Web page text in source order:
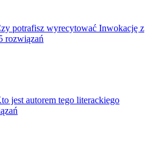
potrafisz wyrecytować Inwokację z
rozwiązań
jest autorem tego literackiego